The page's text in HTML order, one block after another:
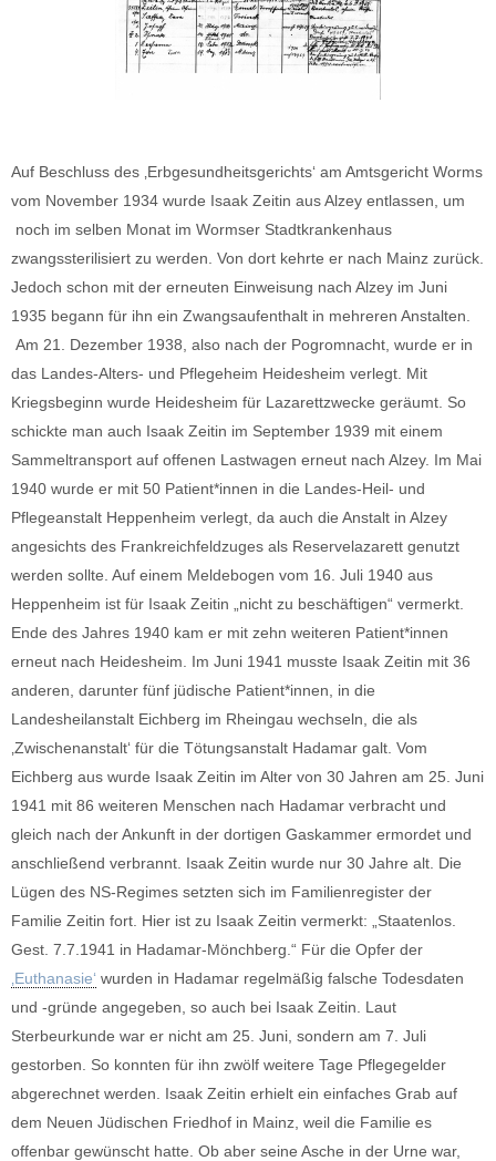
Auf Beschluss des ‚Erbgesundheitsgerichts‘ am Amtsgericht Worms
vom November 1934 wurde Isaak Zeitin aus Alzey entlassen, um
noch im selben Monat im Wormser Stadtkrankenhaus
zwangssterilisiert zu werden. Von dort kehrte er nach Mainz zurück.
Jedoch schon mit der erneuten Einweisung nach Alzey im Juni
1935 begann für ihn ein Zwangsaufenthalt in mehreren Anstalten.
Am 21. Dezember 1938, also nach der Pogromnacht, wurde er in
das Landes-Alters- und Pflegeheim Heidesheim verlegt. Mit
Kriegsbeginn wurde Heidesheim für Lazarettzwecke geräumt. So
schickte man auch Isaak Zeitin im September 1939 mit einem
Sammeltransport auf offenen Lastwagen erneut nach Alzey. Im Mai
1940 wurde er mit 50 Patient*innen in die Landes-Heil- und
Pflegeanstalt Heppenheim verlegt, da auch die Anstalt in Alzey
angesichts des Frankreichfeldzuges als Reservelazarett genutzt
werden sollte. Auf einem Meldebogen vom 16. Juli 1940 aus
Heppenheim ist für Isaak Zeitin „nicht zu beschäftigen“ vermerkt.
Ende des Jahres 1940 kam er mit zehn weiteren Patient*innen
erneut nach Heidesheim. Im Juni 1941 musste Isaak Zeitin mit 36
anderen, darunter fünf jüdische Patient*innen, in die
Landesheilanstalt Eichberg im Rheingau wechseln, die als
‚Zwischenanstalt‘ für die Tötungsanstalt Hadamar galt. Vom
Eichberg aus wurde Isaak Zeitin im Alter von 30 Jahren am 25. Juni
1941 mit 86 weiteren Menschen nach Hadamar verbracht und
gleich nach der Ankunft in der dortigen Gaskammer ermordet und
anschließend verbrannt. Isaak Zeitin wurde nur 30 Jahre alt. Die
Lügen des NS-Regimes setzten sich im Familienregister der
Familie Zeitin fort. Hier ist zu Isaak Zeitin vermerkt: „Staatenlos.
Gest. 7.7.1941 in Hadamar-Mönchberg.“ Für die Opfer der
‚Euthanasie‘ wurden in Hadamar regelmäßig falsche Todesdaten
und -gründe angegeben, so auch bei Isaak Zeitin. Laut
Sterbeurkunde war er nicht am 25. Juni, sondern am 7. Juli
gestorben. So konnten für ihn zwölf weitere Tage Pflegegelder
abgerechnet werden. Isaak Zeitin erhielt ein einfaches Grab auf
dem Neuen Jüdischen Friedhof in Mainz, weil die Familie es
offenbar gewünscht hatte. Ob aber seine Asche in der Urne war,